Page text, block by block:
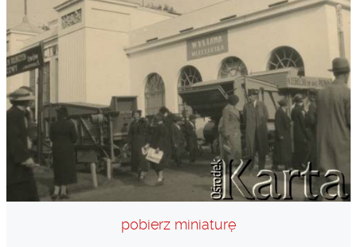
pobierz miniaturę